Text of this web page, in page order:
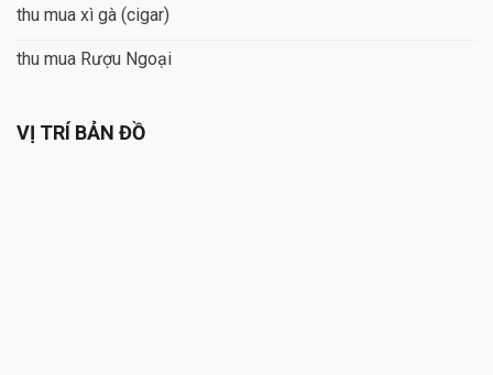
thu mua xì gà (cigar)
thu mua Rượu Ngoại
VỊ TRÍ BẢN ĐỒ